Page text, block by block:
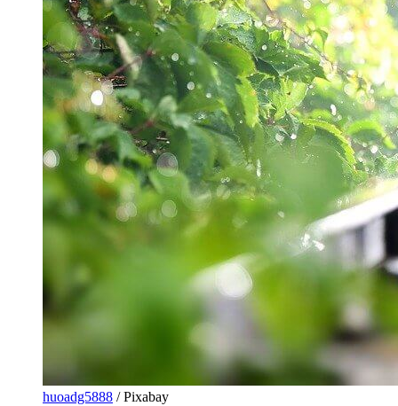
huoadg5888 / Pixabay